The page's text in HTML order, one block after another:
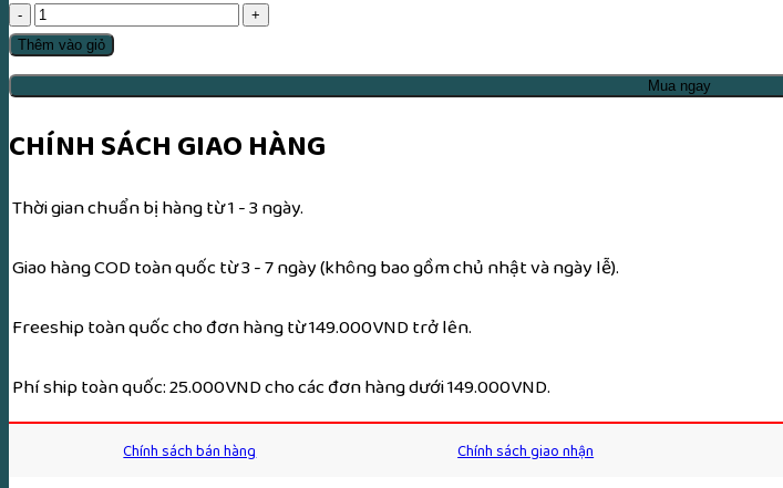
Dương
Trạch
Thấu
Giải
-
Việt
Tiên
-
1968
lượng
Thêm vào giỏ
Mua ngay
CHÍNH SÁCH GIAO HÀNG
Thời gian chuẩn bị hàng từ 1 - 3 ngày.
Giao hàng COD toàn quốc từ 3 - 7 ngày (không bao gồm chủ nhật và ngày lễ).
Freeship toàn quốc cho đơn hàng từ 149.000VND trở lên.
Phí ship toàn quốc: 25.000VND cho các đơn hàng dưới 149.000VND.
Chính sách bán hàng Chính sách giao nhận